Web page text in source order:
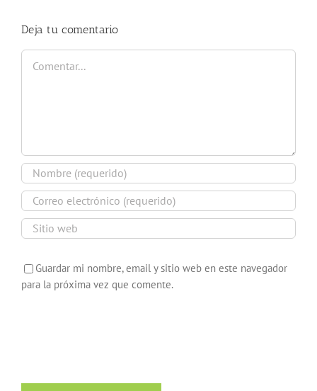
Deja tu comentario
Comentar
Guardar mi nombre, email y sitio web en este navegador
para la próxima vez que comente.